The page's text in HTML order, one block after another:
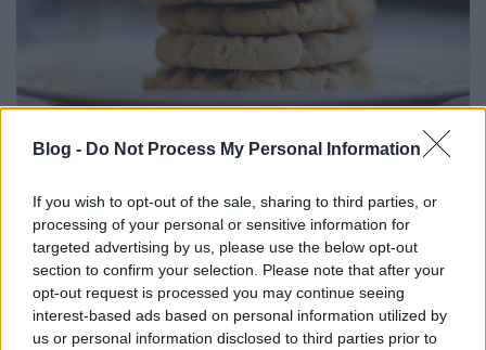
Blog - Do Not Process My Personal Information
If you wish to opt-out of the sale, sharing to third parties, or
processing of your personal or sensitive information for
targeted advertising by us, please use the below opt-out
section to confirm your selection. Please note that after your
opt-out request is processed you may continue seeing
interest-based ads based on personal information utilized by
us or personal information disclosed to third parties prior to
10 perces mogyoróvajas keksz
Kedves fodrászném odavan a mogyoróvajért.
Mogyoróvaj puffasztott rizsen, mogyoróvaj
kenyéren, mogyoróvaj natúr csak kanálon, ezek a
kedvencei két ...